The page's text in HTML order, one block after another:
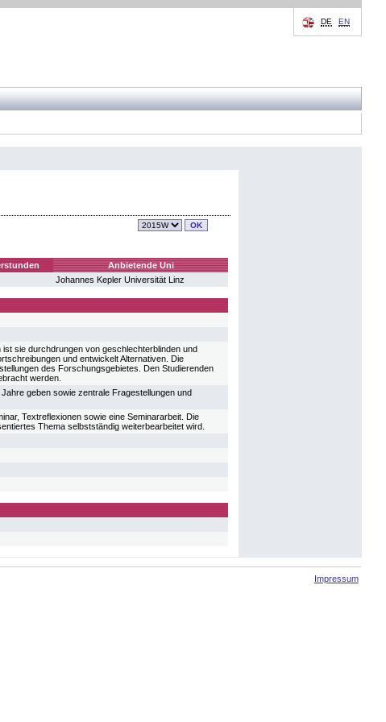
DE EN
Anbietende Uni
Johannes Kepler Universität Linz
sie durchdrungen von geschlechterblinden und
und entwickelt Alternativen. Die
des Forschungsgebietes. Den Studierenden
werden.
geben sowie zentrale Fragestellungen und
Textreflexionen sowie eine Seminararbeit. Die
Thema selbstständig weiterbearbeitet wird.
Impressum